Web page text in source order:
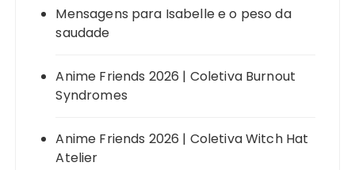
Mensagens para Isabelle e o peso da
saudade
Anime Friends 2026 | Coletiva Burnout
Syndromes
Anime Friends 2026 | Coletiva Witch Hat
Atelier